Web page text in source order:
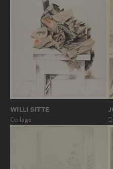
WILLI SITTE
Collage